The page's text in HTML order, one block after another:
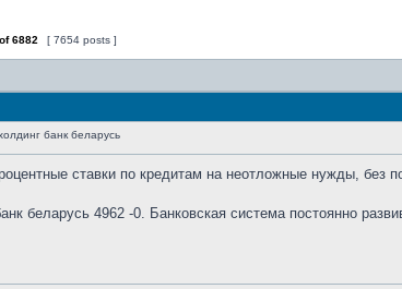
of6882 [ 7654 posts ]
банк беларусь
ставки по кредитам на неотложные нужды, без
беларусь 4962 -0. Банковская система постоянно